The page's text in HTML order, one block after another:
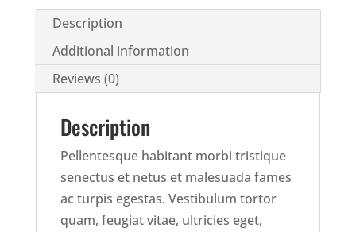
Description
Additional information
Reviews (0)
Description
Pellentesque habitant morbi tristique
senectus et netus et malesuada fames
ac turpis egestas. Vestibulum tortor
quam, feugiat vitae, ultricies eget,